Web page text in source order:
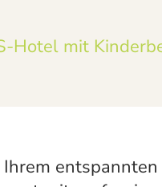
Hotel mit
entspannten